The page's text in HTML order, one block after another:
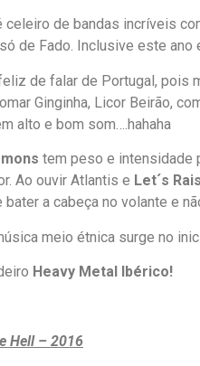
celeiro de bandas incríveis
de Fado. Inclusive este ano
de falar de Portugal, pois
Ginginha, Licor Beirão,
alto e bom som….hahaha
tem peso e intensidade
Ao ouvir Atlantis e Let´s
bater a cabeça no volante e
meio étnica surge no
Heavy Metal Ibérico!
Hell – 2016